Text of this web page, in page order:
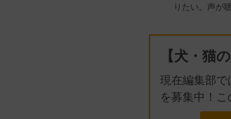
りたい。声が
【犬・猫
現在編集部で
を募集中！